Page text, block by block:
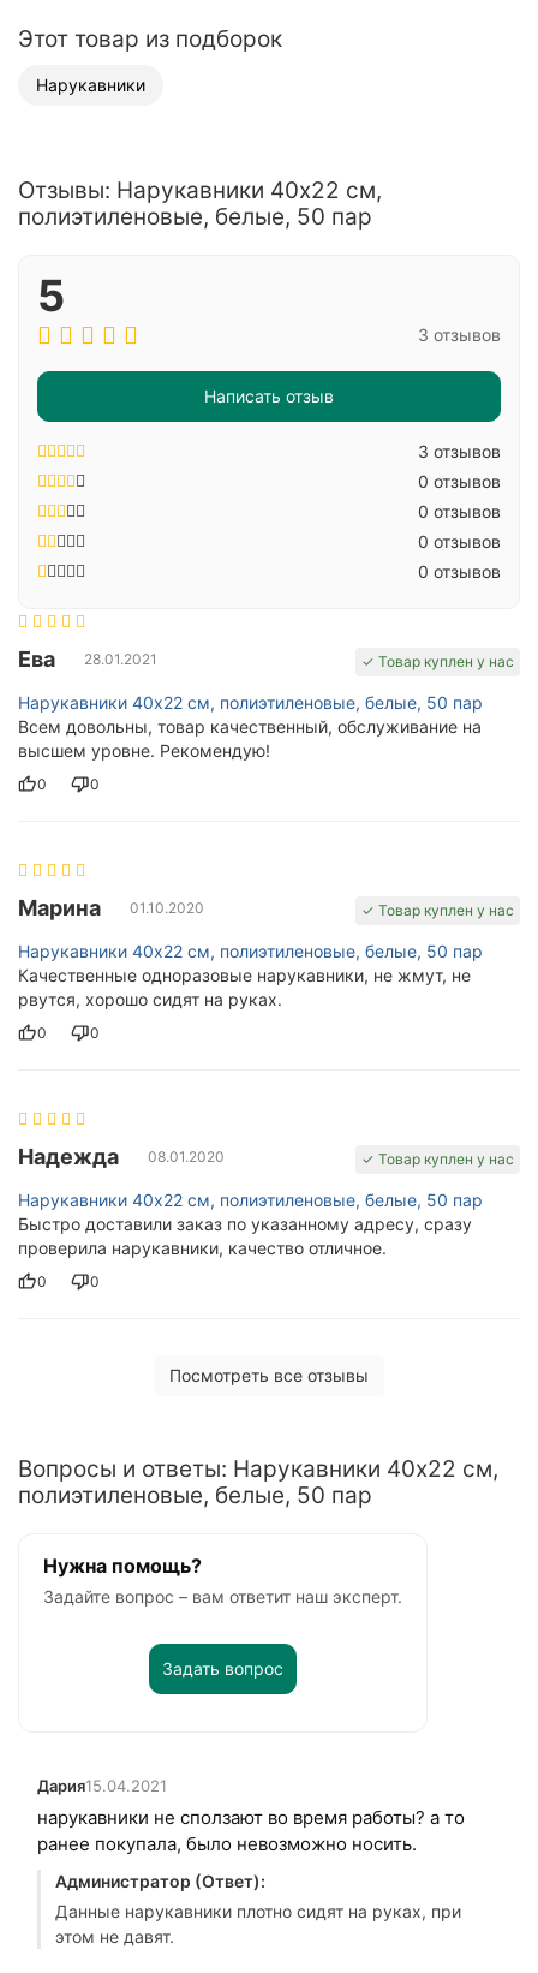
Этот товар из подборок
Нарукавники
Отзывы: Нарукавники 40х22 см,
полиэтиленовые, белые, 50 пар
5
3 отзывов
Написать отзыв
3 отзывов
0 отзывов
0 отзывов
0 отзывов
0 отзывов
Ева 28.01.2021 ✓ Товар куплен у нас
Нарукавники 40х22 см, полиэтиленовые, белые, 50 пар
Всем довольны, товар качественный, обслуживание на
высшем уровне. Рекомендую!
0 0
Марина 01.10.2020 ✓ Товар куплен у нас
Нарукавники 40х22 см, полиэтиленовые, белые, 50 пар
Качественные одноразовые нарукавники, не жмут, не
рвутся, хорошо сидят на руках.
0 0
Надежда 08.01.2020 ✓ Товар куплен у нас
Нарукавники 40х22 см, полиэтиленовые, белые, 50 пар
Быстро доставили заказ по указанному адресу, сразу
проверила нарукавники, качество отличное.
0 0
Посмотреть все отзывы
Вопросы и ответы: Нарукавники 40х22 см,
полиэтиленовые, белые, 50 пар
Нужна помощь?
Задайте вопрос – вам ответит наш эксперт.
Задать вопрос
Дария15.04.2021
нарукавники не сползают во время работы? а то
ранее покупала, было невозможно носить.
Администратор (Ответ):
Данные нарукавники плотно сидят на руках, при
этом не давят.